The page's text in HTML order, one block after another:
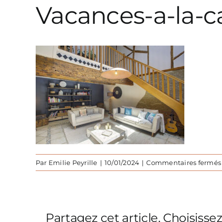
Vacances-a-la-
Par Emilie Peyrille | 10/01/2024 | Commentaires fermés
Partagez cet article,